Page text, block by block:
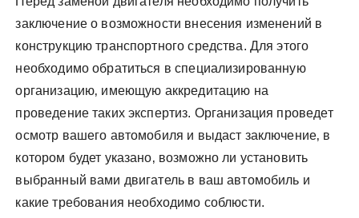
заключение о возможности внесения изменений в
конструкцию транспортного средства. Для этого
необходимо обратиться в специализированную
организацию‚ имеющую аккредитацию на
проведение таких экспертиз. Организация проведет
осмотр вашего автомобиля и выдаст заключение‚ в
котором будет указано‚ возможно ли установить
выбранный вами двигатель в ваш автомобиль и
какие требования необходимо соблюсти.